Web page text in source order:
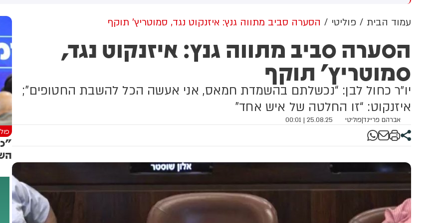
מניתוח חדש של
פוסטים זהים ב-X שותפו
אנגלית וספרדית,
שיהודים הם שהציתו
את השריפות בצרפת,
ונורבגיה בטרה להרוויח
או כלכלית מהמצב.
הבוקר בשכונת בקעה בירושלים
עמוד הבית פוליטי הסערה סביב מתווה גנץ: איזנקוט נגד, סמוטריץ’ תוקף
הסערה סביב מתווה גנץ: איזנקוט נגד,
סמוטריץ’ תוקף
יו״ר כחול לבן: “נכשלתם בהשמדת חמאס, אני אעשה הכל להשבת החטופים”;
איזנקוט: “זו החלטה של איש אחד”
אברהם פריינד|פוליטי 25.08.25 | 00:01